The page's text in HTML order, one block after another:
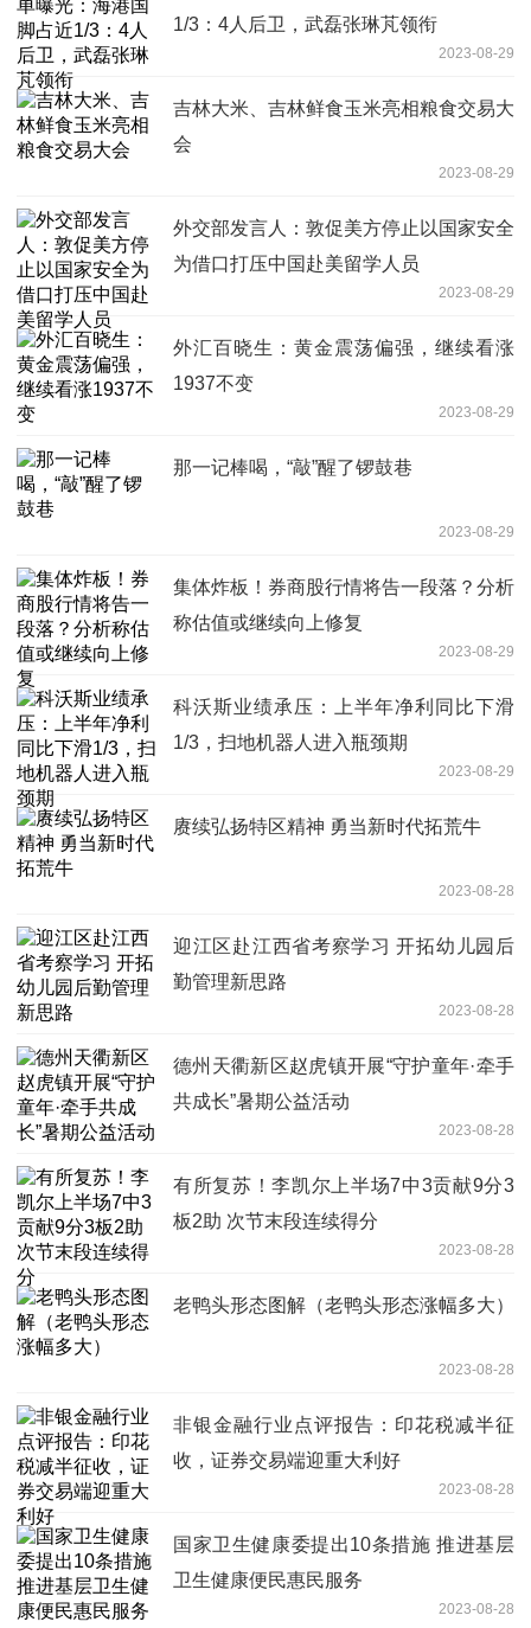
1/3：4人后卫，武磊张琳芃领衔
2023-08-29
吉林大米、吉林鲜食玉米亮相粮食交易大
会
2023-08-29
外交部发言人：敦促美方停止以国家安全
为借口打压中国赴美留学人员
2023-08-29
外汇百晓生：黄金震荡偏强，继续看涨
1937不变
2023-08-29
那一记棒喝，“敲”醒了锣鼓巷
2023-08-29
集体炸板！券商股行情将告一段落？分析
称估值或继续向上修复
2023-08-29
科沃斯业绩承压：上半年净利同比下滑
1/3，扫地机器人进入瓶颈期
2023-08-29
赓续弘扬特区精神 勇当新时代拓荒牛
2023-08-28
迎江区赴江西省考察学习 开拓幼儿园后
勤管理新思路
2023-08-28
德州天衢新区赵虎镇开展“守护童年·牵手
共成长”暑期公益活动
2023-08-28
有所复苏！李凯尔上半场7中3贡献9分3
板2助 次节末段连续得分
2023-08-28
老鸭头形态图解（老鸭头形态涨幅多大）
2023-08-28
非银金融行业点评报告：印花税减半征
收，证券交易端迎重大利好
2023-08-28
国家卫生健康委提出10条措施 推进基层
卫生健康便民惠民服务
2023-08-28